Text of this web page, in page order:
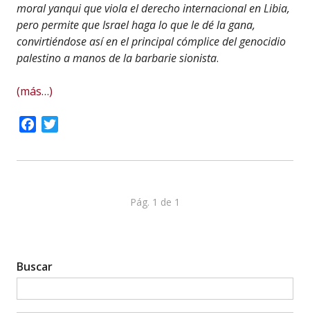
moral yanqui que viola el derecho internacional en Libia,
pero permite que Israel haga lo que le dé la gana,
convirtiéndose así en el principal cómplice del genocidio
palestino a manos de la barbarie sionista.
(más…)
Facebook
Pág. 1 de 1
Buscar